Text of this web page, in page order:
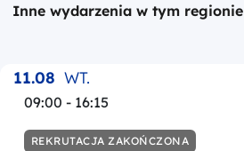
Inne wydarzenia w tym regionie
11.08 WT.
09:00 - 16:15
REKRUTACJA ZAKOŃCZONA